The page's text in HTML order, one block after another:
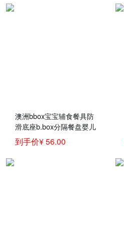
澳洲bbox宝宝辅食餐具防
滑底座b.box分隔餐盘婴儿
练习学食碗 餐盘蓝绿色
到手价¥ 56.00